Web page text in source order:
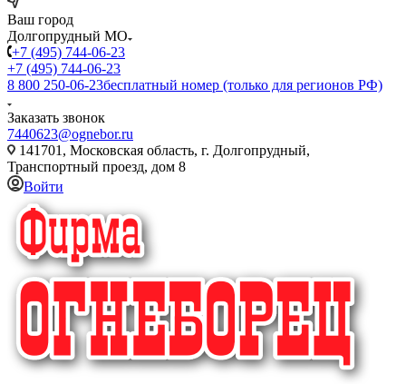
Ваш город
Долгопрудный МО
+7 (495) 744-06-23
+7 (495) 744-06-23
8 800 250-06-23бесплатный номер (только для регионов РФ)
Заказать звонок
7440623@ognebor.ru
141701, Московская область, г. Долгопрудный,
Транспортный проезд, дом 8
Войти